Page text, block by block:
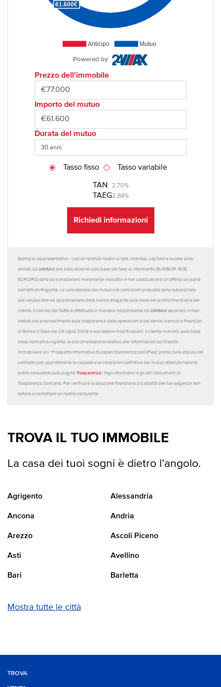
Anticipo Mutuo
61.600€
Powered by
Prezzo dell'immobile
Importo del mutuo
Durata del mutuo
TAN 2,70%
TAEG2,84%
Tasso fisso Tasso variabile
Richiedi informazioni
Esempio rappresentativo: I calcoli riportati relativi a rate, interessi, capitale e durata sono
stimati da 24MAX alla data odierna sulla base dei tassi di riferimento (EURIBOR, BCE,
EUROIRS) sono da considerarsi meramente indicativi e non costituiscono un'offerta da parte
dell'Istituto Rogante. La concessione del mutuo e le condizioni proposte sono subordinate
alla valutazione ed approvazione della banca erogante sulla base del profilo finanziario del
cliente. Il calcolo del TAEG è effettuato in maniera indipendente da 24MAX secondo i criteri
dettati dal provvedimento sulla trasparenza delle operazioni e dei servizi bancari e finanziari
di Banca d'Italia del 29 luglio 2009 e successive modificazioni. Il cliente riceverà, sulla base
della normativa vigente, la documentazione relativa alle 'Informazioni sul Credito
Immobiliare' e il “Prospetto Informativo Europeo Standardizzato (Pies)' prima della stipula del
contratto per approfondire le clausole e le condizioni definitive del mutuo ottenuto nonché
potrà consultare sulla pagina Trasparenza i fogli informativi e gli altri documenti di
Trasparenza bancaria. Per verificare la soluzione finanziaria più adatta alle tue esigenze non
esitare a contattare un nostro consulente.
TROVA IL TUO IMMOBILE
La casa dei tuoi sogni è dietro l’angolo.
Agrigento Alessandria
Ancona Andria
Arezzo Ascoli Piceno
Asti Avellino
Bari Barletta
Mostra tutte le città
TROVA